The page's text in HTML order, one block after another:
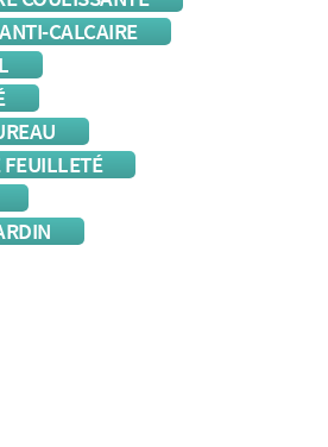
CALCAIRE
FEUILLETÉ